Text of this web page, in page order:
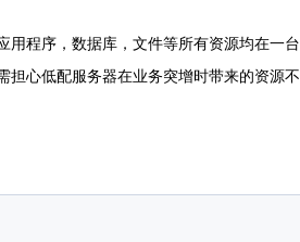
用程序，数据库，文件等所有资源均在一台
担心低配服务器在业务突增时带来的资源不